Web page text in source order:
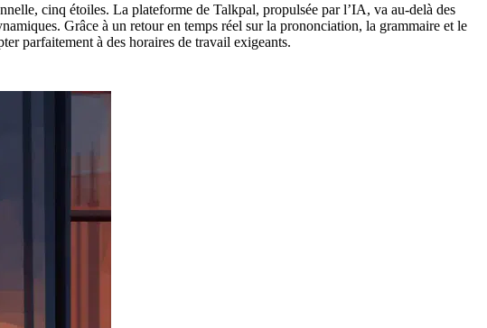
cinq étoiles. La plateforme de Talkpal, propulsée par l’IA, va au-delà des
Grâce à un retour en temps réel sur la prononciation, la grammaire et le
parfaitement à des horaires de travail exigeants.